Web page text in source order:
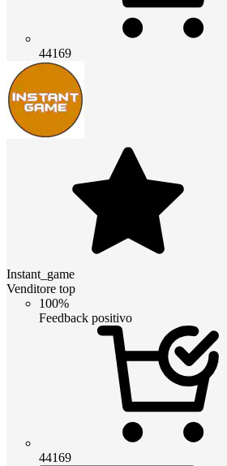
44169
Instant_game
Venditore top
100%
Feedback positivo
44169